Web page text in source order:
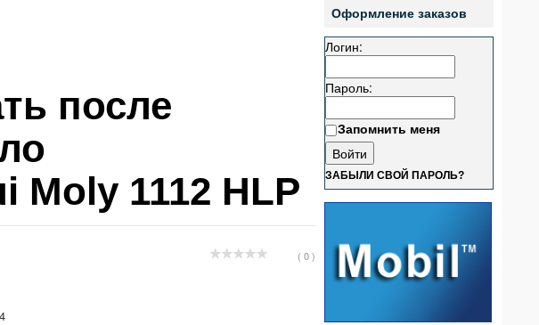
после
Moly 1112 HLP
( 0 )
Оформление заказов
Логин:
Пароль:
Запомнить меня
ЗАБЫЛИ СВОЙ ПАРОЛЬ?